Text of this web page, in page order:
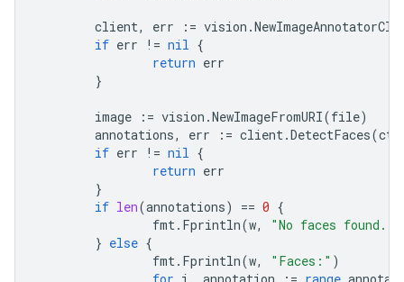
client, err := vision .
if err != nil {
return err
}
image := vision .NewImageFromURI(file)
annotations, err := client.DetectFaces(ctx
if err != nil {
return err
}
if len(annotations) == 0 {
fmt. Fprintln(w, "No faces found."
} else {
fmt. Fprintln(w, "Faces:" )